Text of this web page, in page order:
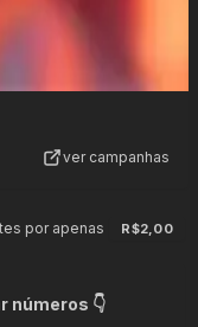
ver campanhas
por apenas R$2,00
números 👇